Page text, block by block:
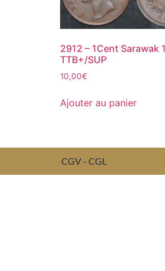
2912 – 1Cent Sarawak
TTB+/SUP
10,00€
Ajouter au panier
CGV - CGL